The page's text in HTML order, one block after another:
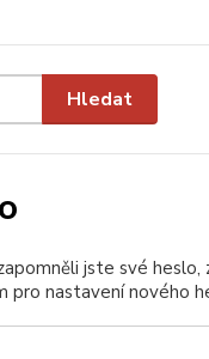
Hledat
jste své
pro nastavení nového